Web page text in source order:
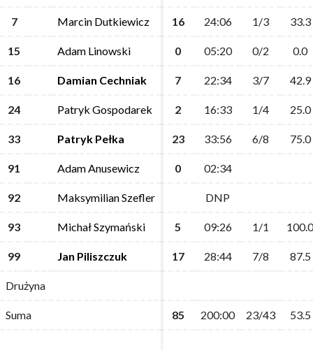
7 Marcin Dutkiewicz 16 24:06 1/3 33.3
15 Adam Linowski 0 05:20 0/2 0.0
16 Damian Cechniak 7 22:34 3/7 42.9
24 Patryk Gospodarek 2 16:33 1/4 25.0
33 Patryk Pełka 23 33:56 6/8 75.0
91 Adam Anusewicz 0 02:34
92 Maksymilian Szefler DNP
93 Michał Szymański 5 09:26 1/1 100.0
99 Jan Piliszczuk 17 28:44 7/8 87.5
Drużyna
Suma 85 200:00 23/43 53.5
7 Marcin Dutkiewicz 16 24:06 1/3 33.3
15 Adam Linowski 0 05:20 0/2 0.0
16 Damian Cechniak 7 22:34 3/7 42.9
24 Patryk Gospodarek 2 16:33 1/4 25.0
33 Patryk Pełka 23 33:56 6/8 75.0
91 Adam Anusewicz 0 02:34
92 Maksymilian Szefler DNP
93 Michał Szymański 5 09:26 1/1 100.0
99 Jan Piliszczuk 17 28:44 7/8 87.5
Drużyna
Suma 85 200:00 23/43 53.5